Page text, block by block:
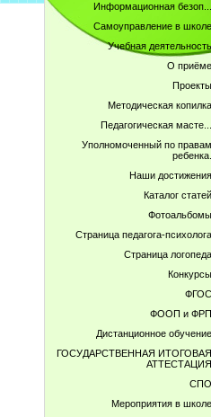
Информационная безоп...
Самоуправление в школе
Учебная деятельность
О приёме
Проекты
Методическая копилка
Педагогическая масте...
Уполномоченный по правам
ребенка.
Наши достижения
Каталог статей
Фотоальбомы
Страница педагога-психолога
Страница логопеда
Конкурсы
ФГОС
ФООП и ФРП
Дистанционное обучение
ГОСУДАРСТВЕННАЯ ИТОГОВАЯ
АТТЕСТАЦИЯ
СПО
Мероприятия в школе